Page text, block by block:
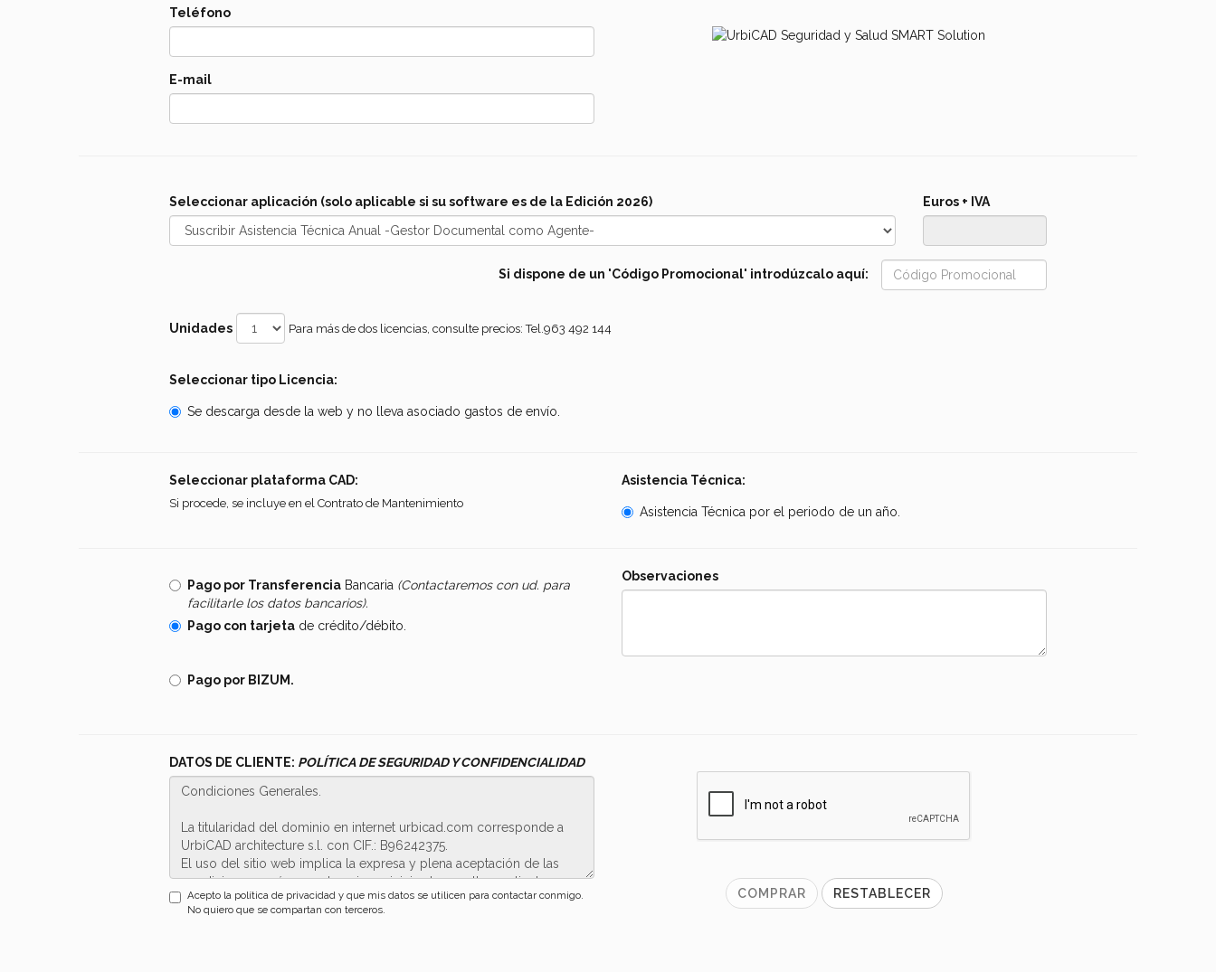
Teléfono
E-mail
Seleccionar aplicación (solo aplicable si su software es de la Edición 2026) Euros + IVA
Si dispone de un 'Código Promocional' introdúzcalo aquí:
Unidades Para más de dos licencias, consulte precios: Tel.963 492 144
Seleccionar tipo Licencia:
Se descarga desde la web y no lleva asociado gastos de envío.
Seleccionar plataforma CAD:
Si procede, se incluye en el Contrato de Mantenimiento
Asistencia Técnica:
Asistencia Técnica por el periodo de un año.
Pago por Transferencia Bancaria (Contactaremos con ud. para
facilitarle los datos bancarios).
Pago con tarjeta de crédito/débito.
Pago por BIZUM.
Observaciones
DATOS DE CLIENTE: POLÍTICA DE SEGURIDAD Y CONFIDENCIALIDAD
Acepto la política de privacidad y que mis datos se utilicen para contactar conmigo.
No quiero que se compartan con terceros.